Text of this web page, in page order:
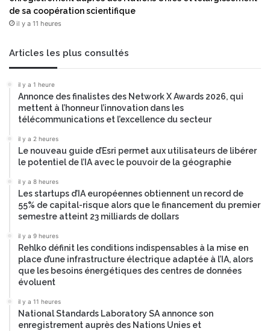
de sa coopération scientifique
il y a 11 heures
Articles les plus consultés
il y a 1 heure
Annonce des finalistes des Network X Awards 2026, qui
mettent à l’honneur l’innovation dans les
télécommunications et l’excellence du secteur
il y a 2 heures
Le nouveau guide d’Esri permet aux utilisateurs de libérer
le potentiel de l’IA avec le pouvoir de la géographie
il y a 8 heures
Les startups d’IA européennes obtiennent un record de
55% de capital-risque alors que le financement du premier
semestre atteint 23 milliards de dollars
il y a 9 heures
Rehlko définit les conditions indispensables à la mise en
place d’une infrastructure électrique adaptée à l’IA, alors
que les besoins énergétiques des centres de données
évoluent
il y a 11 heures
National Standards Laboratory SA annonce son
enregistrement auprès des Nations Unies et